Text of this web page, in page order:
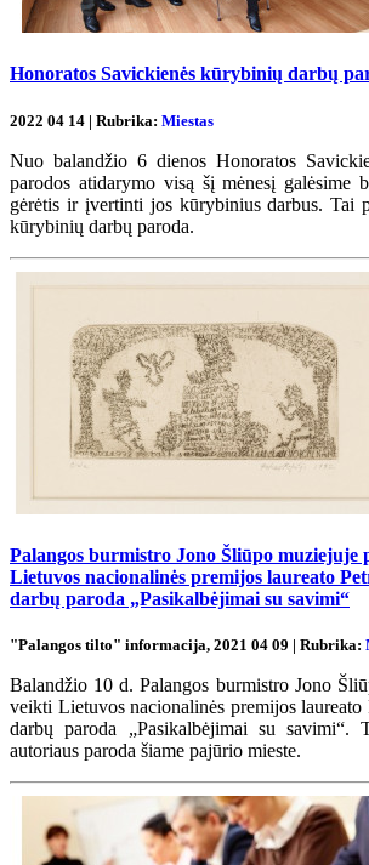
Honoratos Savickienės kūrybinių darbų
2022 04 14 | Rubrika: Miestas
Nuo balandžio 6 dienos Honoratos
parodos atidarymo visą šį mėnesį galėsime
gėrėtis ir įvertinti jos kūrybinius darbus. Tai
kūrybinių darbų paroda.
Palangos burmistro Jono Šliūpo muziejuje
Lietuvos nacionalinės premijos laureato
darbų paroda „Pasikalbėjimai su savimi“
"Palangos tilto" informacija, 2021 04 09 | Rubrika:
Balandžio 10 d. Palangos burmistro Jono
veikti Lietuvos nacionalinės premijos laureato
darbų paroda „Pasikalbėjimai su savimi“.
autoriaus paroda šiame pajūrio mieste.